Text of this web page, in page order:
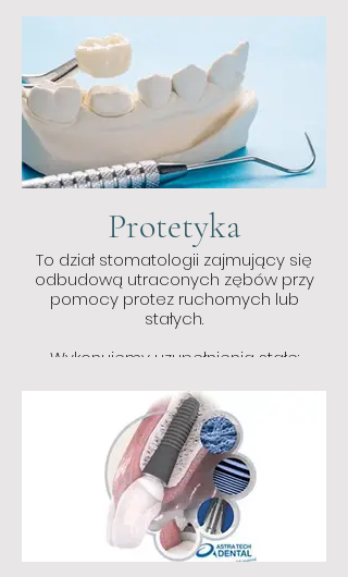
Protetyka
To dział stomatologii zajmujący się
odbudową utraconych zębów przy
pomocy protez ruchomych lub
stałych.
Wykonujemy uzupełnienia stałe:
korony i mosty (na stali, tlenku
cyrkonu, licowane porcelaną)
licówki i korony pełnoceramiczne
inlay, onlay ( ceramika prasowana,
złoto, kompozyt) kompozytowe i
ceramiczne mosty klejone na
włóknach szklanych. Przywracamy
naturalną linię uśmiechu.